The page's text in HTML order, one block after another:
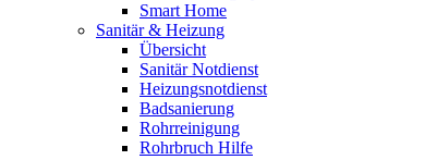
Smart Home
Sanitär & Heizung
Übersicht
Sanitär Notdienst
Heizungsnotdienst
Badsanierung
Rohrreinigung
Rohrbruch Hilfe